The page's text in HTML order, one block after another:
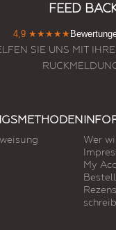
FEED
4,9 ★★★★★
SIE UNS MIT
Wer
My